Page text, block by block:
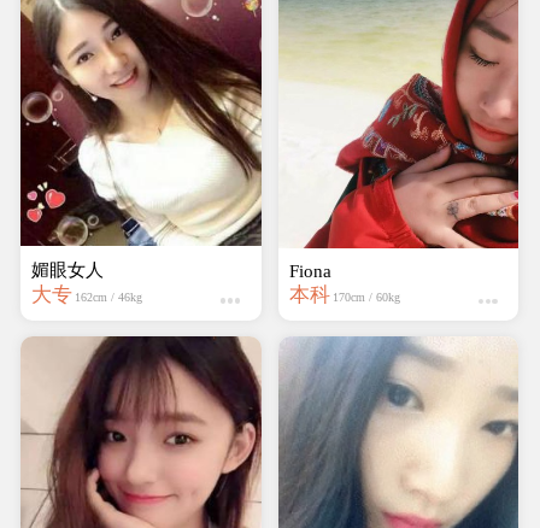
媚眼女人
大专 162cm / 46kg
Fiona
本科 170cm / 60kg